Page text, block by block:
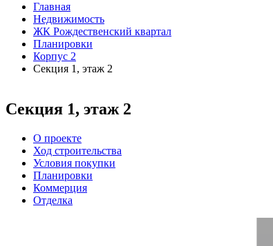
Главная
Недвижимость
ЖК Рождественский квартал
Планировки
Корпус 2
Секция 1, этаж 2
Секция 1, этаж 2
О проекте
Ход строительства
Условия покупки
Планировки
Коммерция
Отделка